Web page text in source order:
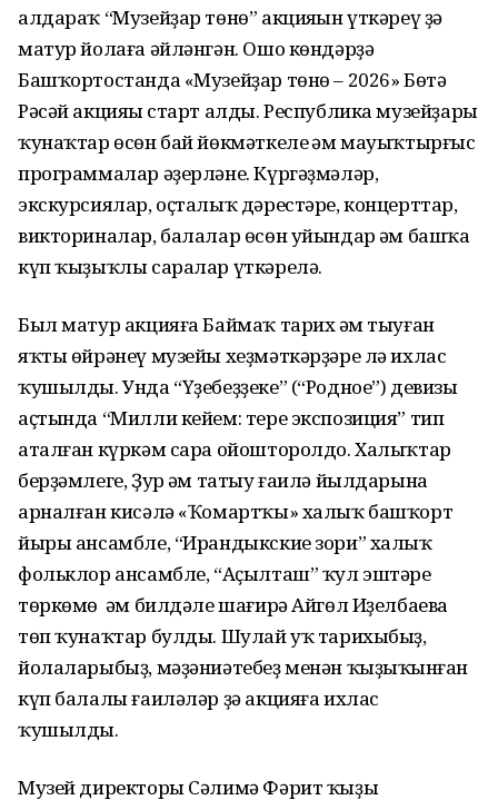
алдараҡ “Музейҙар төнө” акцияһын үткәреү ҙә
матур йолаға әйләнгән. Ошо көндәрҙә
Башҡортостанда «Музейҙар төнө – 2026» Бөтә
Рәсәй акцияһы старт алды. Республика музейҙары
ҡунаҡтар өсөн бай йөкмәткеле һәм мауыҡтырғыс
программалар әҙерләне. Күргәҙмәләр,
экскурсиялар, оҫталыҡ дәрестәре, концерттар,
викториналар, балалар өсөн уйындар һәм башҡа
күп ҡыҙыҡлы саралар үткәрелә.
Был матур акцияға Баймаҡ тарих һәм тыуған
яҡты өйрәнеү музейы хеҙмәткәрҙәре лә ихлас
ҡушылды. Унда “Үҙебеҙҙеке” (“Родное”) девизы
аҫтында “Милли кейем: тере экспозиция” тип
аталған күркәм сара ойошторолдо. Халыҡтар
берҙәмлеге, Ҙур һәм татыу ғаилә йылдарына
арналған кисәлә «Ҡомартҡы» халыҡ башҡорт
йыры ансамбле, “Ирандыкские зори” халыҡ
фольклор ансамбле, “Аҫылташ” ҡул эштәре
төркөмө һәм билдәле шағирә Айгөл Иҙелбаева
төп ҡунаҡтар булды. Шулай уҡ тарихыбыҙ,
йолаларыбыҙ, мәҙәниәтебеҙ менән ҡыҙыҡһынған
күп балалы ғаиләләр ҙә акцияға ихлас
ҡушылды.
Музей директоры Сәлимә Фәрит ҡыҙы